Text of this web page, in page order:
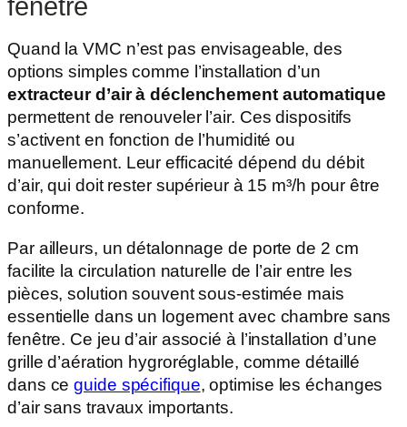
fenêtre
Quand la VMC n’est pas envisageable, des
options simples comme l’installation d’un
extracteur d’air à déclenchement automatique
permettent de renouveler l’air. Ces dispositifs
s’activent en fonction de l’humidité ou
manuellement. Leur efficacité dépend du débit
d’air, qui doit rester supérieur à 15 m³/h pour être
conforme.
Par ailleurs, un détalonnage de porte de 2 cm
facilite la circulation naturelle de l’air entre les
pièces, solution souvent sous-estimée mais
essentielle dans un logement avec chambre sans
fenêtre. Ce jeu d’air associé à l’installation d’une
grille d’aération hygroréglable, comme détaillé
dans ceguide spécifique, optimise les échanges
d’air sans travaux importants.